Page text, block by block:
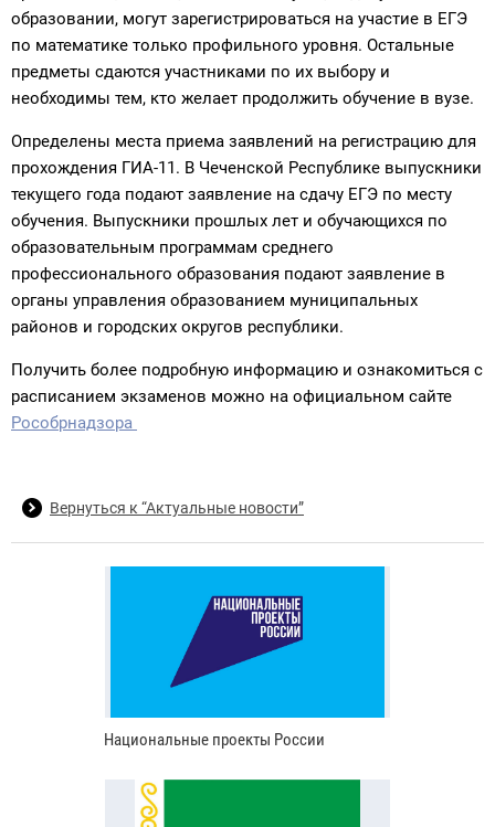
образовании, могут зарегистрироваться на участие в ЕГЭ
по математике только профильного уровня. Остальные
предметы сдаются участниками по их выбору и
необходимы тем, кто желает продолжить обучение в вузе.
Определены места приема заявлений на регистрацию для
прохождения ГИА-11. В Чеченской Республике выпускники
текущего года подают заявление на сдачу ЕГЭ по месту
обучения. Выпускники прошлых лет и обучающихся по
образовательным программам среднего
профессионального образования подают заявление в
органы управления образованием муниципальных
районов и городских округов республики.
Получить более подробную информацию и ознакомиться с
расписанием экзаменов можно на официальном сайте
Рособрнадзора
Вернуться к “Актуальные новости”
Национальные проекты России